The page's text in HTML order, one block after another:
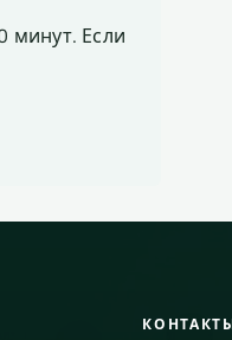
минут. Если
КОНТАКТЫ